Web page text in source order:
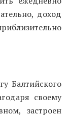
доход
Балтийского
своему
застроен